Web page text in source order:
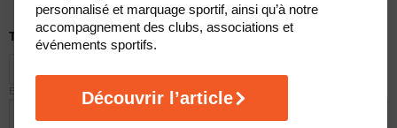
personnalisé et marquage sportif, ainsi qu’à notre
accompagnement des clubs, associations et
événements sportifs.
Découvrir l’article
Taille
EFFACER